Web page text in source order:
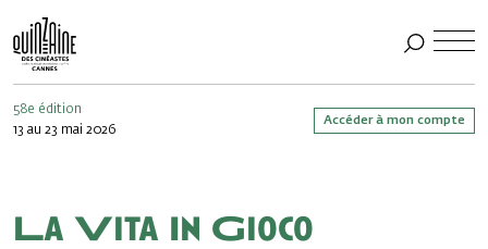
58e édition
13 au 23 mai 2026
Accéder à mon compte
La Vita In Gioco